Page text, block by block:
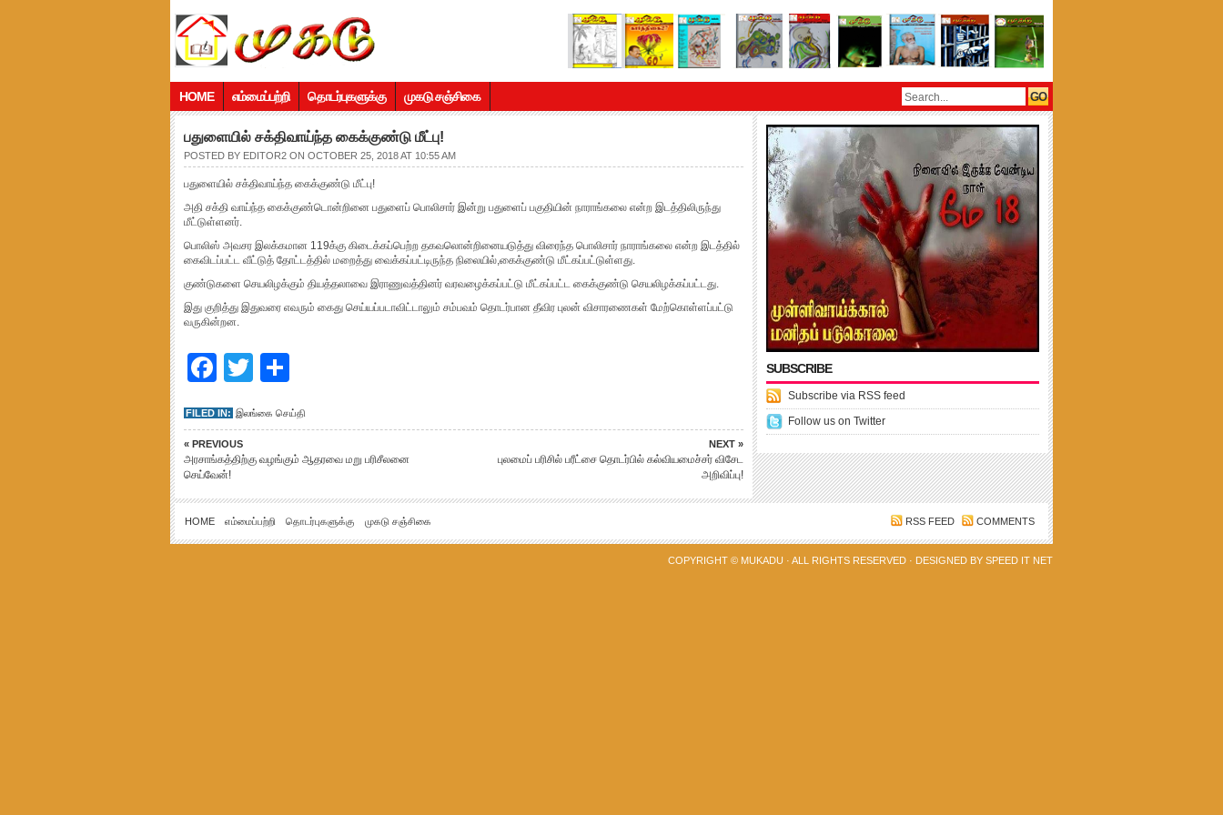
HOME எம்மைப்பற்றி தொடர்புகளுக்கு முகடு சஞ்சிகை
பதுளையில் சக்திவாய்ந்த கைக்குண்டு மீட்பு!
POSTED BY EDITOR2 ON OCTOBER 25, 2018 AT 10:55 AM
பதுளையில் சக்திவாய்ந்த கைக்குண்டு மீட்பு!
அதி சக்தி வாய்ந்த கைக்குண்டொன்றினை பதுளைப் பொலிசார் இன்று பதுளைப் பகுதியின் நாராங்கலை என்ற இடத்திலிருந்து
மீட்டுள்ளனர்.
பொலிஸ் அவசர இலக்கமான 119க்கு கிடைக்கப்பெற்ற தகவலொன்றினையடுத்து விரைந்த பொலிசார் நாராங்கலை என்ற இடத்தில்
கைவிடப்பட்ட வீட்டுத் தோட்டத்தில் மறைத்து வைக்கப்பட்டிருந்த நிலையில்,கைக்குண்டு மீட்கப்பட்டுள்ளது.
குண்டுகளை செயலிழக்கும் தியத்தலாவை இராணுவத்தினர் வரவழைக்கப்பட்டு மீட்கப்பட்ட கைக்குண்டு செயலிழக்கப்பட்டது.
இது குறித்து இதுவரை எவரும் கைது செய்யப்படாவிட்டாலும் சம்பவம் தொடர்பான தீவிர புலன் விசாரணைகள் மேற்கொள்ளப்பட்டு
வருகின்றன.
Facebook
Twitter
FILED IN: இலங்கை செய்தி
« PREVIOUS
அரசாங்கத்திற்கு வழங்கும் ஆதரவை மறு பரிசீலனை
செய்வேன்!
NEXT »
புலமைப் பரிசில் பரீட்சை தொடர்பில் கல்வியமைச்சர் விசேட
அறிவிப்பு!
SUBSCRIBE
Subscribe via RSS feed
Follow us on Twitter
HOME எம்மைப்பற்றி தொடர்புகளுக்கு முகடு சஞ்சிகை RSS FEED COMMENTS
COPYRIGHT © MUKADU · ALL RIGHTS RESERVED · DESIGNED BY SPEED IT NET